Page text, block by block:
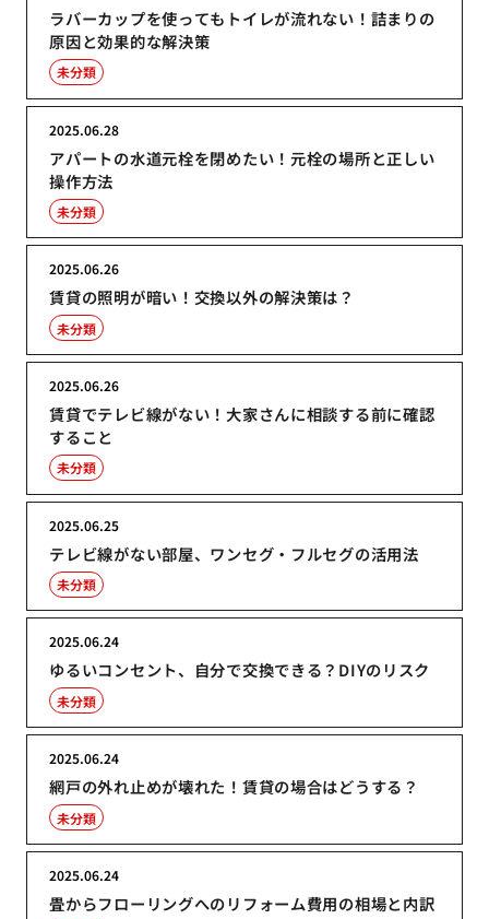
ラバーカップを使ってもトイレが流れない！詰まりの
原因と効果的な解決策
未分類
アパートの水道元栓を閉めたい！元栓の場所と正しい
操作方法
2025.06.28
未分類
賃貸の照明が暗い！交換以外の解決策は？
2025.06.26
未分類
賃貸でテレビ線がない！大家さんに相談する前に確認
すること
2025.06.26
未分類
テレビ線がない部屋、ワンセグ・フルセグの活用法
2025.06.25
未分類
ゆるいコンセント、自分で交換できる？DIYのリスク
2025.06.24
未分類
網戸の外れ止めが壊れた！賃貸の場合はどうする？
2025.06.24
未分類
畳からフローリングへのリフォーム費用の相場と内訳
2025.06.24